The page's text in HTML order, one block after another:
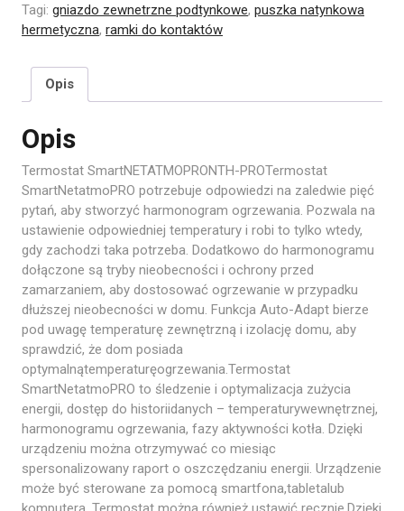
Tagi: gniazdo zewnetrzne podtynkowe, puszka natynkowa
hermetyczna, ramki do kontaktów
Opis
Opis
Termostat SmartNETATMOPRONTH-PROTermostat
SmartNetatmoPRO potrzebuje odpowiedzi na zaledwie pięć
pytań, aby stworzyć harmonogram ogrzewania. Pozwala na
ustawienie odpowiedniej temperatury i robi to tylko wtedy,
gdy zachodzi taka potrzeba. Dodatkowo do harmonogramu
dołączone są tryby nieobecności i ochrony przed
zamarzaniem, aby dostosować ogrzewanie w przypadku
dłuższej nieobecności w domu. Funkcja Auto-Adapt bierze
pod uwagę temperaturę zewnętrzną i izolację domu, aby
sprawdzić, że dom posiada
optymalnątemperaturęogrzewania.Termostat
SmartNetatmoPRO to śledzenie i optymalizacja zużycia
energii, dostęp do historiidanych – temperaturywewnętrznej,
harmonogramu ogrzewania, fazy aktywności kotła. Dzięki
urządzeniu można otrzymywać co miesiąc
spersonalizowany raport o oszczędzaniu energii. Urządzenie
może być sterowane za pomocą smartfona,tabletalub